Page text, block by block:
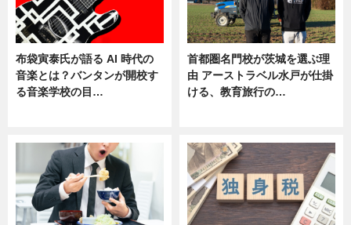
布袋寅泰氏が語る AI 時代の
音楽とは？バンタンが開校す
る音楽学校の目…
首都圏名門校が茨城を選ぶ理
由 アーストラベル水戸が仕掛
ける、教育旅行の…